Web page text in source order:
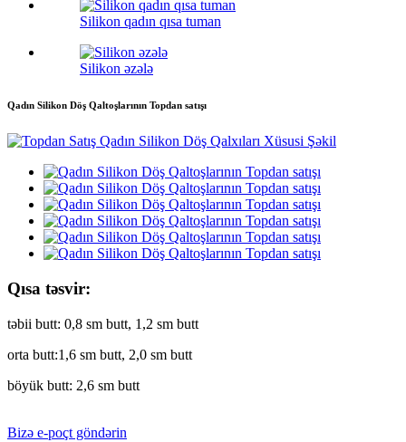
Silikon qadın qısa tuman
Silikon əzələ
Qadın Silikon Döş Qaltoşlarının Topdan satışı
Qısa təsvir:
təbii butt: 0,8 sm butt, 1,2 sm butt
orta butt:1,6 sm butt, 2,0 sm butt
böyük butt: 2,6 sm butt
Bizə e-poçt göndərin